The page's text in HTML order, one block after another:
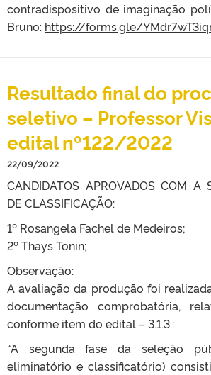
contradispositivo de imaginação
Bruno: https://forms.gle/
Resultado final do
seletivo – Professor
edital nº122/2022
22/09/2022
CANDIDATOS APROVADOS COM A
DE CLASSIFICAÇÃO:
1º Rosangela Fachel de Medeiros;
2º Thays Tonin;
Observação:
A avaliação da produção foi
documentação comprobatória,
conforme item do edital – 3.1.3.:
“A segunda fase da seleção
eliminatório e classificatório)